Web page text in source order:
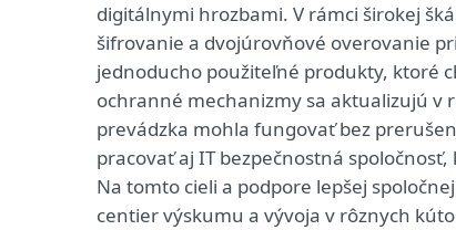
digitálnymi hrozbami. V rámci širokej
šifrovanie a dvojúrovňové overovanie
jednoducho použiteľné produkty, ktoré
ochranné mechanizmy sa aktualizujú v
prevádzka mohla fungovať bez
pracovať aj IT bezpečnostná
Na tomto cieli a podpore lepšej
centier výskumu a vývoja v rôznych